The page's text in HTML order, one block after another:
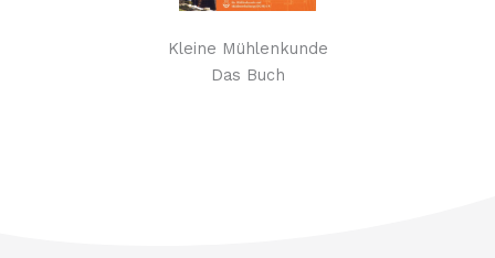
Kleine Mühlenkunde
Das Buch